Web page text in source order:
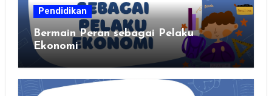
Pendidikan
Bermain Peran sebagai Pelaku
Ekonomi